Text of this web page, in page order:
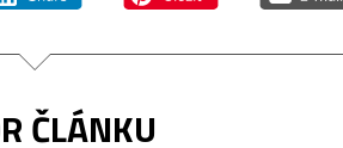
ČLÁNKU